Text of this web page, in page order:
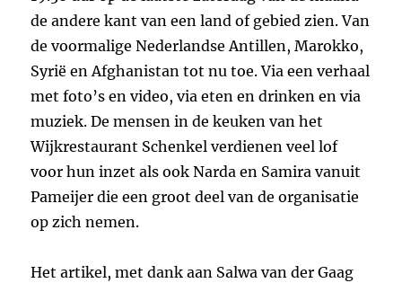
de andere kant van een land of gebied zien. Van
de voormalige Nederlandse Antillen, Marokko,
Syrië en Afghanistan tot nu toe. Via een verhaal
met foto’s en video, via eten en drinken en via
muziek. De mensen in de keuken van het
Wijkrestaurant Schenkel verdienen veel lof
voor hun inzet als ook Narda en Samira vanuit
Pameijer die een groot deel van de organisatie
op zich nemen.
Het artikel, met dank aan Salwa van der Gaag